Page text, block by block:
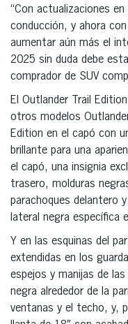
“Con actualizaciones
conducción, y ahora
aumentar aún más el
2025 sin duda debe
comprador de SUV
El Outlander Trail
otros modelos
Edition en el capó con
brillante para una
el capó, una insignia
trasero, molduras
parachoques delantero
lateral negra específica
Y en las esquinas del
extendidas en los
espejos y manijas de
negra alrededor de la
ventanas y el techo, y,